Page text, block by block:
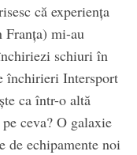
că experiența
Franța) mi-au
schiuri în
închirieri Intersport
ca într-o altă
ceva? O galaxie
de echipamente noi